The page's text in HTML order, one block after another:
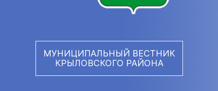
МУНИЦИПАЛЬНЫЙ ВЕСТНИК
КРЫЛОВСКОГО РАЙОНА